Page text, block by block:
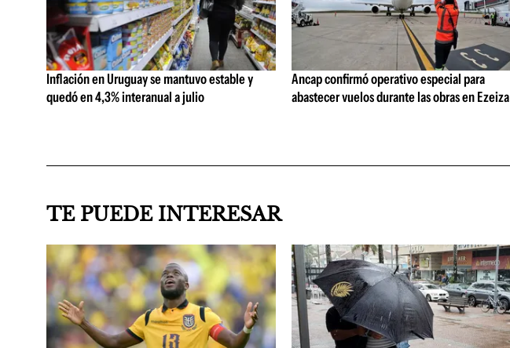
Inflación en Uruguay se mantuvo estable y
quedó en 4,3% interanual a julio
Ancap confirmó operativo especial para
abastecer vuelos durante las obras en Ezeiza
TE PUEDE INTERESAR